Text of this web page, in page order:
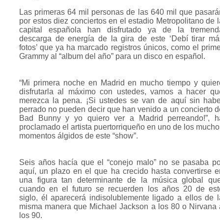
Las primeras 64 mil personas de las 640 mil que
por estos diez conciertos en el estadio Metropolitano de
capital española han disfrutado ya de la
descarga de energía de la gira de este ‘Debí tirar
fotos’ que ya ha marcado registros únicos, como el
Grammy al “album del año” para un disco en español.
“Mi primera noche en Madrid en mucho tiempo y
disfrutarla al máximo con ustedes, vamos a hacer
merezca la pena. ¡Si ustedes se van de aquí sin
perrado no pueden decir que han venido a un concierto
Bad Bunny y yo quiero ver a Madrid perreando!”,
proclamado el artista puertorriqueño en uno de los
momentos álgidos de este “show”.
Seis años hacía que el “conejo malo” no se pasaba
aquí, un plazo en el que ha crecido hasta convertirse
una figura tan determinante de la música global
cuando en el futuro se recuerden los años 20 de
siglo, él aparecerá indisolublemente ligado a ellos de
misma manera que Michael Jackson a los 80 o Nirvana
los 90.